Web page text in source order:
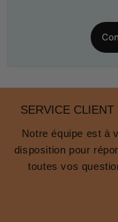
SERVICE CLIENT
Notre équipe est à
disposition pour
toutes vos